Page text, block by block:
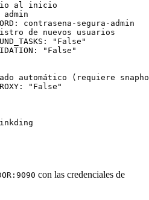
al inicio
admin
contrasena-segura-admin
de nuevos usuarios
"False"
"False"
automático (requiere
"False"
con las credenciales de